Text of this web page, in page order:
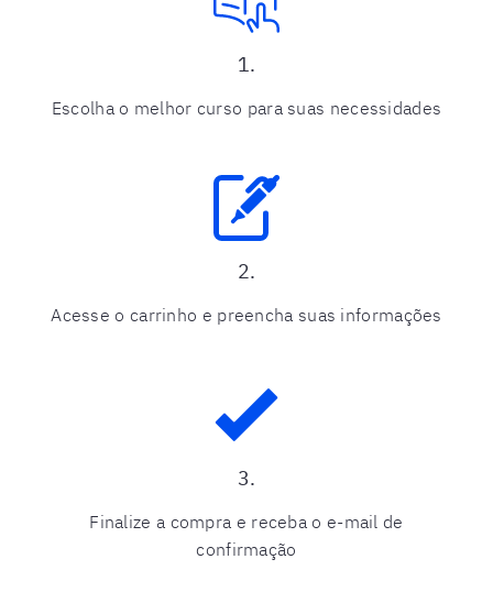
1.
Escolha o melhor curso para suas necessidades
2.
Acesse o carrinho e preencha suas informações
3.
Finalize a compra e receba o e-mail de
confirmação